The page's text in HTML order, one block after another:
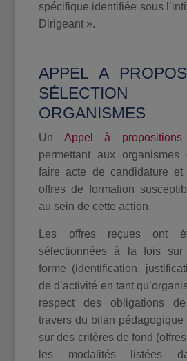
spécifique identifiée sous
Dirigeant ».
APPEL A
ORGANISMES
Un Appel à propositions
permettant aux
faire acte de candidature
offres de formation
au sein de cette action.
Les offres reçues ont
sélectionnées à la fois
forme (identification,
de d’activité en tant
respect des obligations
travers du bilan pédagogique
sur des critères de fond
les modalités listées